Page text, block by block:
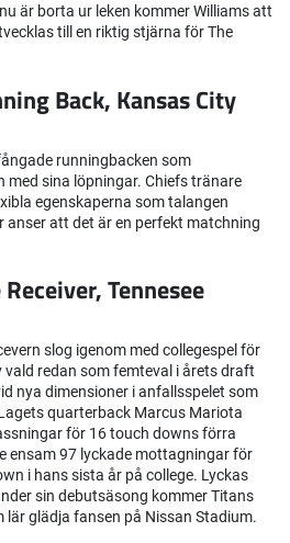
är borta ur leken kommer Williams att
till en riktig stjärna för The
Back, Kansas City
runningbacken som
med sina löpningar. Chiefs tränare
egenskaperna som talangen
anser att det är en perfekt matchning
Tennesee
slog igenom med collegespel för
vald redan som femteval i årets draft
nya dimensioner i anfallsspelet som
quarterback Marcus Mariota
för 16 touch downs förra
ensam 97 lyckade mottagningar för
i hans sista år på college. Lyckas
sin debutsäsong kommer Titans
glädja fansen på Nissan Stadium.